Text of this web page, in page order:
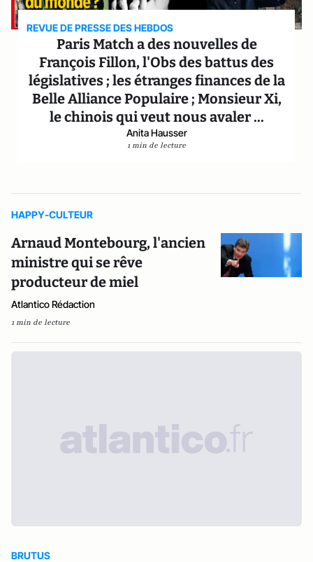
REVUE DE PRESSE DES HEBDOS
Paris Match a des nouvelles de
François Fillon, l'Obs des battus des
législatives ; les étranges finances de la
Belle Alliance Populaire ; Monsieur Xi,
le chinois qui veut nous avaler ...
Anita Hausser
1 min de lecture
HAPPY-CULTEUR
Arnaud Montebourg, l'ancien
ministre qui se rêve
producteur de miel
Atlantico Rédaction
1 min de lecture
BRUTUS